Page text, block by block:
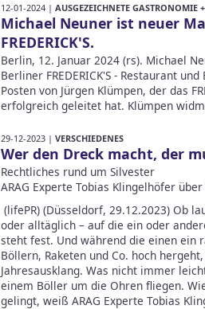
12-01-2024 | AUSGEZEICHNETE GASTRONOMIE
Michael Neuner ist neuer
FREDERICK'S.
Berlin, 12. Januar 2024 (rs). Michael
Berliner FREDERICK'S - Restaurant
Posten von Jürgen Klümpen, der das
erfolgreich geleitet hat. Klümpen
29-12-2023 | VERSCHIEDENES
Wer den Dreck macht, der
Rechtliches rund um Silvester
ARAG Experte Tobias Klingelhöfer
(lifePR) (Düsseldorf, 29.12.2023) Ob
oder alltäglich – auf die ein oder
steht fest. Und während die einen ein
Böllern, Raketen und Co. hoch
Jahresausklang. Was nicht immer
einem Böller um die Ohren fliegen.
gelingt, weiß ARAG Experte Tobias